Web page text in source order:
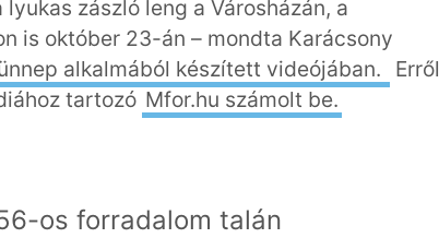
zászló leng a Városházán, a
is október 23-án – mondta Karácsony
alkalmából készített videójában.
Erről
tartozó Mfor.hu számolt be.
os forradalom talán